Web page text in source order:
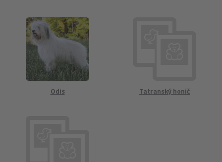
Odis Tatranský honič